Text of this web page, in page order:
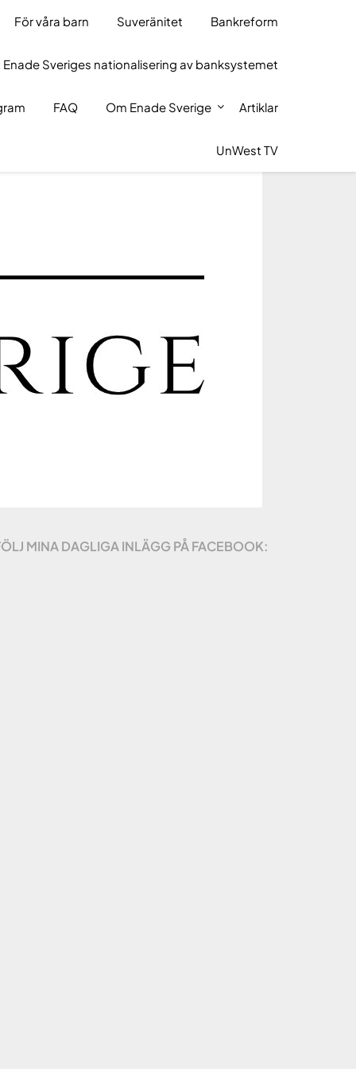
För våra barn Suveränitet Bankreform
Sveriges nationalisering av banksystemet
FAQ Om Enade Sverige Artiklar
UnWest TV
MINA DAGLIGA INLÄGG PÅ FACEBOOK: